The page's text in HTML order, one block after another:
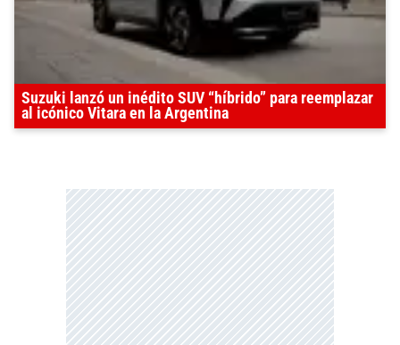
Suzuki lanzó un inédito SUV “híbrido” para reemplazar
al icónico Vitara en la Argentina